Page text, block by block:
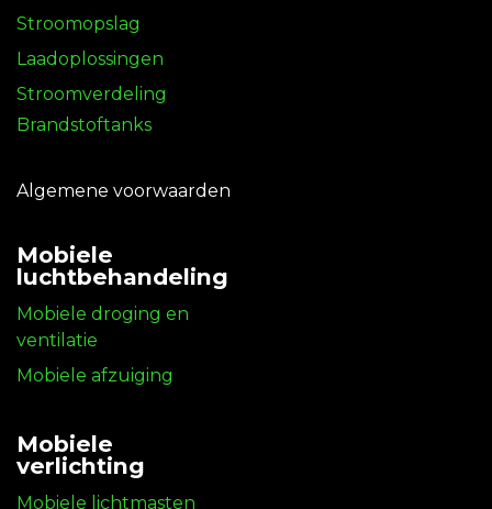
Stroomopslag
Laadoplossingen
Stroomverdeling
Brandstoftanks
Algemene voorwaarden
Mobiele
luchtbehandeling
Mobiele droging en
ventilatie
Mobiele afzuiging
Mobiele
verlichting
Mobiele lichtmasten